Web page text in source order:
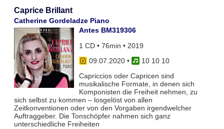
Caprice Brillant
Catherine Gordeladze Piano
Antes BM319306
1 CD • 76min • 2019
09.07.2020•
10 10 10
Capriccios oder Capricen sind
musikalische Formate, in denen sich
Komponisten die Freiheit nehmen, zu
sich selbst zu kommen – losgelöst von allen
Zeitkonventionen oder von den Vorgaben irgendwelcher
Auftraggeber. Die Tonschöpfer nahmen sich ganz
unterschiedliche Freiheiten